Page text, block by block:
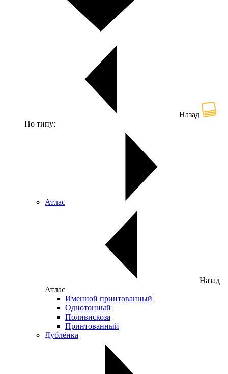
Назад
По типу:
Атлас
Назад
Атлас
Именной принтованный
Однотонный
Поливискоза
Принтованный
Дублёнка